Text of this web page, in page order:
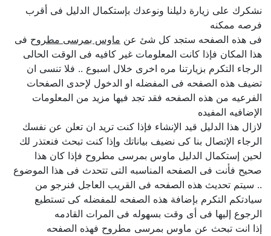
نشكرك على زيارة دليلنا ونوعدك بإستكمال الدليل فى أقرب
فرصه ممكنه
فى هذه الصفحه ستجد كل شئ عنماوس بمرسى مطروحفى
هذا المكان فإذا كانت المعلومات غير كافيه فى الوقت الحالى
الرجاء التكرم بزيارتنا مره اخرى خلال اسبوع .. فلا تنسى ان
تضيف هذه الصفحه فى المفضله او الدخول لإحدى الصفحات
الفرعيه من هذه الصفحه فقد تجد فيها مزيد من المعلومات
الإضافيه المفيده
لازال هذا الدليل قيد الإنشاء فإذا كنت تريد ان تعلن عن نفسك
الرجاء الإتصال بنا كى نضيف بياناتك وإذا كنت تبحث فنعتذر لك
لحين إستكمال الدليل ماوس بمرسى مطروح فإذا كان هذا
صحيح فأنت فى الصفحه المناسبه التى تتحدث فى هذا الموضوع
.. سيتم تحديث هذه الصفحه فى القريب العاجل فنرجو من
سيادتكم التكرم بإضافة هذه الصفحه للمفضله كى تستطيع
الرجوع إليها فى أى وقت بسهوله فى المرات القادمه
إذا انت تبحث عن ماوس بمرسى مطروح فهذه الصفحه